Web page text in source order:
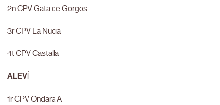
2n CPV Gata de Gorgos
3r CPV La Nucia
4t CPV Castalla
ALEVÍ
1r CPV Ondara A